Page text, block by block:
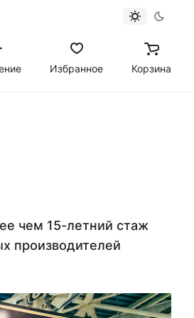
Избранное Корзина
чем 15-летний стаж
производителей